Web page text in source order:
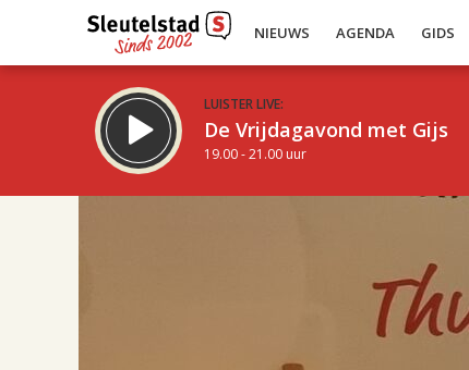
NIEUWS AGENDA GIDS
LUISTER LIVE:
De Vrijdagavond met Gijs
19.00 - 21.00 uur